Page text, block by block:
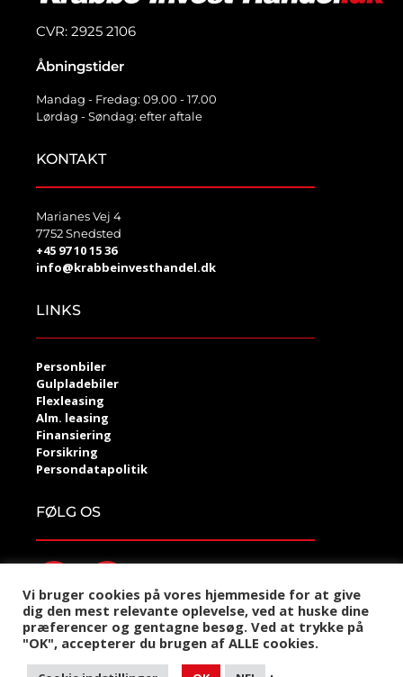
CVR: 2925 2106
Åbningstider
Mandag - Fredag: 09.00 - 17.00
Lørdag - Søndag: efter aftale
KONTAKT
Marianes Vej 4
7752 Snedsted
+45 97 10 15 36
info@krabbeinvesthandel.dk
LINKS
Personbiler
Gulpladebiler
Flexleasing
Alm. leasing
Finansiering
Forsikring
Persondatapolitik
FØLG OS
©2021 Krabbe Invest Handel
Designet og udviklet af Kompas360 Web og Marketing
Vi bruger cookies på vores hjemmeside for at give
dig den mest relevante oplevelse, ved at huske dine
præferencer og gentagne besøg. Ved at trykke på
"OK", accepterer du brugen af ALLE cookies.